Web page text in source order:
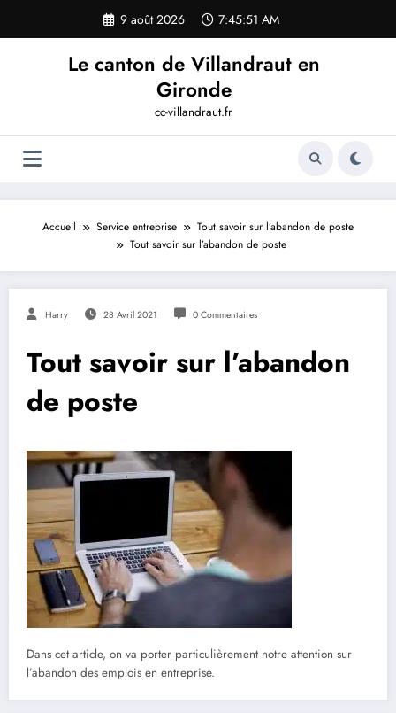
contenu
9 août 2026 7:45:51 AM
Le canton de Villandraut en
Gironde
cc-villandraut.fr
Accueil Service entreprise
Tout savoir sur l’abandon de poste
Tout savoir sur l’abandon de poste
Harry 28 Avril 2021 0 Commentaires
Tout savoir sur l’abandon
de poste
Dans cet article, on va porter particulièrement notre attention sur
l’abandon des emplois en entreprise.